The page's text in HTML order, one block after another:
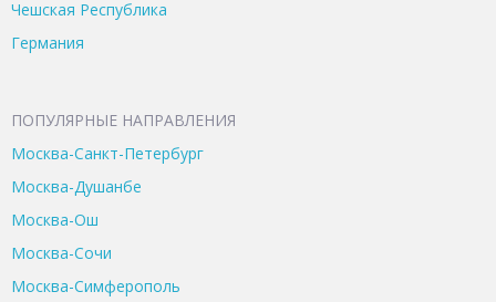
Чешская Республика
Германия
ПОПУЛЯРНЫЕ НАПРАВЛЕНИЯ
Москва-Санкт-Петербург
Москва-Душанбе
Москва-Ош
Москва-Сочи
Москва-Симферополь